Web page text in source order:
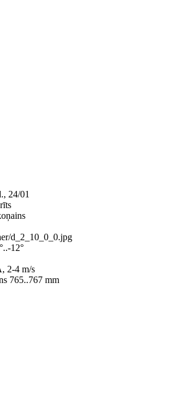
24/01
rīts
12°
2-4 m/s
765..767 mm